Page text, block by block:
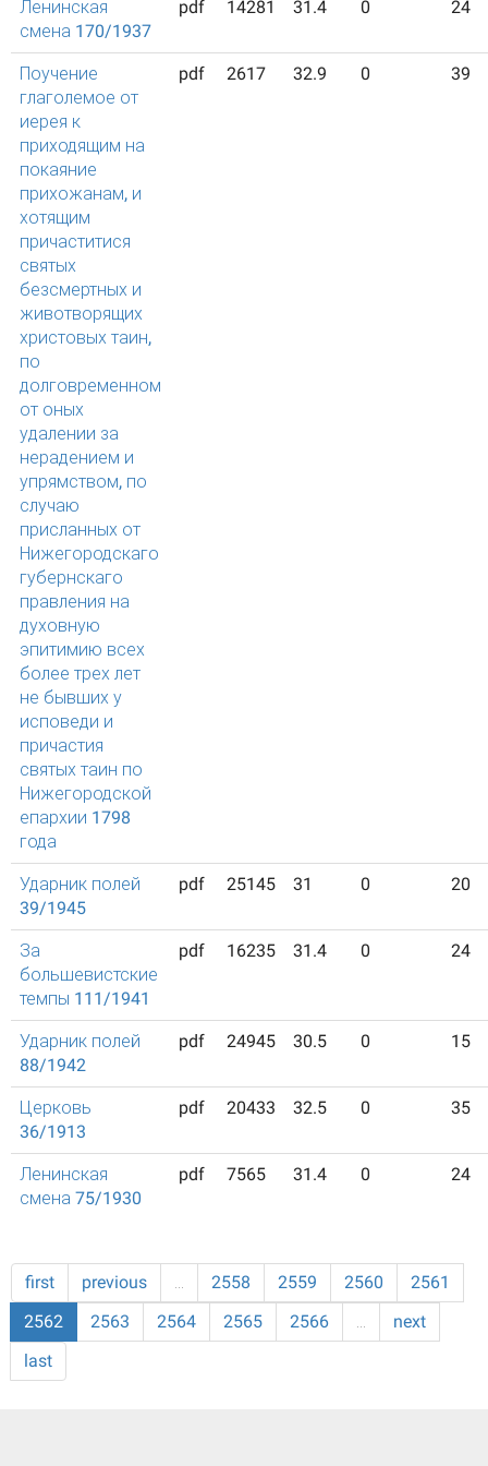
Ленинская
смена 170/1937
pdf 14281 31.4 0 24
Поучение
глаголемое от
иерея к
приходящим на
покаяние
прихожанам, и
хотящим
причаститися
святых
безсмертных и
животворящих
христовых таин,
по
долговременном
от оных
удалении за
нерадением и
упрямством, по
случаю
присланных от
Нижегородскаго
губернскаго
правления на
духовную
эпитимию всех
более трех лет
не бывших у
исповеди и
причастия
святых таин по
Нижегородской
епархии 1798
года
pdf 2617 32.9 0 39
Ударник полей
39/1945
pdf 25145 31 0 20
За
большевистские
темпы 111/1941
pdf 16235 31.4 0 24
Ударник полей
88/1942
pdf 24945 30.5 0 15
Церковь
36/1913
pdf 20433 32.5 0 35
Ленинская
смена 75/1930
pdf 7565 31.4 0 24
first previous … 2558 2559 2560
2561
2562
2563 2564 2565 2566 …
next
last